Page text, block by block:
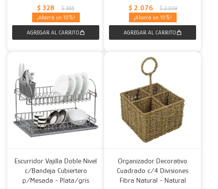
$ 328 $ 365
10
$ 2.076 $ 2.309
10
Escurridor Vajilla Doble Nivel
c/Bandeja Cubiertero
p/Mesada - Plata/gris
Organizador Decorativo
Cuadrado c/4 Divisiones
Fibra Natural - Natural